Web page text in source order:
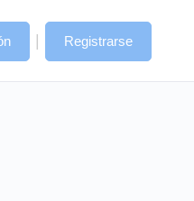
| Registrarse